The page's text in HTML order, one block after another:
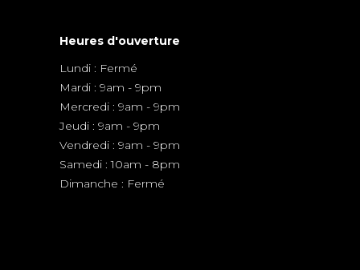
Heures d'ouverture
Lundi : Fermé
Mardi : 9am - 9pm
Mercredi : 9am - 9pm
Jeudi : 9am - 9pm
Vendredi : 9am - 9pm
Samedi : 10am - 8pm
Dimanche : Fermé